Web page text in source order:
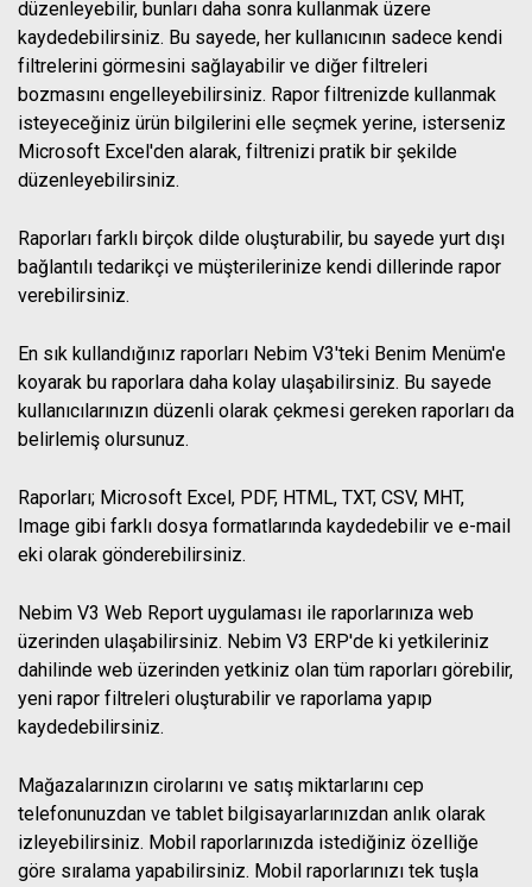
düzenleyebilir, bunları daha sonra kullanmak üzere
kaydedebilirsiniz. Bu sayede, her kullanıcının sadece kendi
filtrelerini görmesini sağlayabilir ve diğer filtreleri
bozmasını engelleyebilirsiniz. Rapor filtrenizde kullanmak
isteyeceğiniz ürün bilgilerini elle seçmek yerine, isterseniz
Microsoft Excel'den alarak, filtrenizi pratik bir şekilde
düzenleyebilirsiniz.
Raporları farklı birçok dilde oluşturabilir, bu sayede yurt dışı
bağlantılı tedarikçi ve müşterilerinize kendi dillerinde rapor
verebilirsiniz.
En sık kullandığınız raporları Nebim V3'teki Benim Menüm'e
koyarak bu raporlara daha kolay ulaşabilirsiniz. Bu sayede
kullanıcılarınızın düzenli olarak çekmesi gereken raporları da
belirlemiş olursunuz.
Raporları; Microsoft Excel, PDF, HTML, TXT, CSV, MHT,
Image gibi farklı dosya formatlarında kaydedebilir ve e-mail
eki olarak gönderebilirsiniz.
Nebim V3 Web Report uygulaması ile raporlarınıza web
üzerinden ulaşabilirsiniz. Nebim V3 ERP'de ki yetkileriniz
dahilinde web üzerinden yetkiniz olan tüm raporları görebilir,
yeni rapor filtreleri oluşturabilir ve raporlama yapıp
kaydedebilirsiniz.
Mağazalarınızın cirolarını ve satış miktarlarını cep
telefonunuzdan ve tablet bilgisayarlarınızdan anlık olarak
izleyebilirsiniz. Mobil raporlarınızda istediğiniz özelliğe
göre sıralama yapabilirsiniz. Mobil raporlarınızı tek tuşla